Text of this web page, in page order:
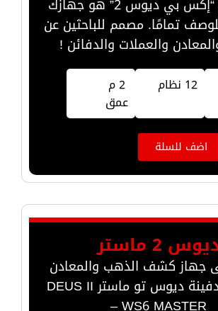
ديوس تو “إكس بي ديوس 2” هو جهازك
تمامًا. مصمم للباحثين عن
والعملات والدفائن !
12 نظام
2 م
عمق
اضف للسلة
2 ماستر
جهاز كشف الذهب والمعادن
والكنوز الدفينة ديوس تو ماستر DEUS II
WS6 MASTER –